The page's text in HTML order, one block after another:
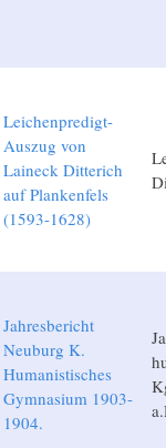
Leichenpredigt-
Auszug von
Laineck Ditterich
auf Plankenfels
(1593-1628)
Jahresbericht
Neuburg K.
Humanistisches
Gymnasium 1903-
1904.